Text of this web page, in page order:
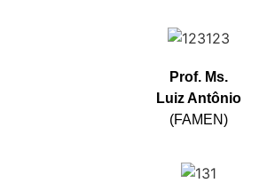
Prof. Ms.
Luiz Antônio
(FAMEN)